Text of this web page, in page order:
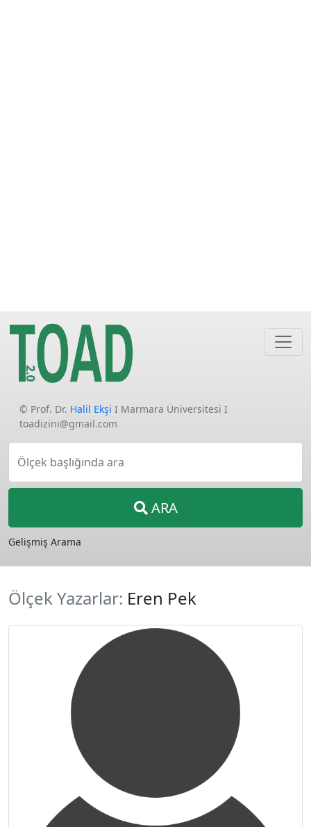
© Prof. Dr. Halil Ekşi I Marmara Üniversitesi I
toadizini@gmail.com
Ölçek başlığında ara
ARA
Gelişmiş Arama
Ölçek Yazarlar: Eren Pek